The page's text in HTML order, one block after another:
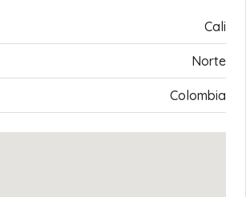
Cali
Norte
Colombia